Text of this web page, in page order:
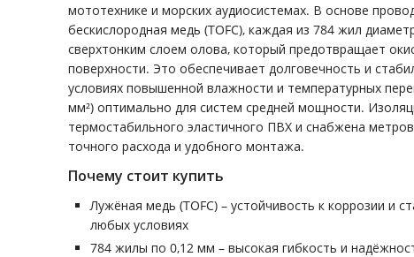
мототехнике и морских аудиосистемах. В основе
бескислородная медь (TOFC), каждая из 784 жил
сверхтонким слоем олова, который предотвращает
поверхности. Это обеспечивает долговечность и
условиях повышенной влажности и температурных
мм²) оптимально для систем средней мощности.
термостабильного эластичного ПВХ и снабжена
точного расхода и удобного монтажа.
Почему стоит купить
Лужёная медь (TOFC) – устойчивость к коррозии и
любых условиях
784 жилы по 0,12 мм – высокая гибкость и